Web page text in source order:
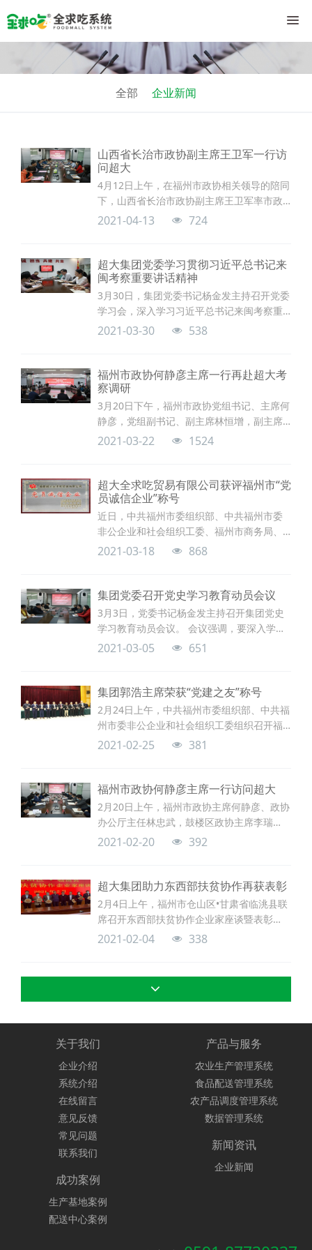
全部 企业新闻
山西省长治市政协副主席王卫军一行访
问超大
4月12日上午，在福州市政协相关领导的陪同
下，山西省长治市政协副主席王卫军率市政
协农村委、市农业农村局等部门负责人及当
2021-04-13 724
超大集团党委学习贯彻习近平总书记来
闽考察重要讲话精神
3月30日，集团党委书记杨金发主持召开党委
学习会，深入学习习近平总书记来闽考察重
要讲话精神，研究部署集团学习宣传和贯彻
2021-03-30 538
福州市政协何静彦主席一行再赴超大考
察调研
3月20日下午，福州市政协党组书记、主席何
静彦，党组副书记、副主席林恒增，副主席
林澄率市政协“统筹推进福州现代物流城建设”
2021-03-22 1524
超大全求吃贸易有限公司获评福州市“党
员诚信企业”称号
近日，中共福州市委组织部、中共福州市委
非公企业和社会组织工委、福州市商务局、
福州市市场监督管理局、福州市诚信促进会
表彰并授牌。福建超大全求吃贸易有限公司
荣获福州市“党员诚信企业”荣誉称号。
2021-03-18 868
集团党委召开党史学习教育动员会议
3月3日，党委书记杨金发主持召开集团党史
学习教育动员会议。 会议强调，要深入学习
贯彻习近平总书记在党史学习教育动员大会
务，引导广大党员干部做到学史明理、学史
增信、学史崇德、学史力行，学党史、悟思
想、办实事、开新局，加快农产品产销对接
绩迎接建党一百周年。
2021-03-05 651
集团郭浩主席荣获“党建之友”称号
2月24日上午，中共福州市委组织部、中共福
州市委非公企业和社会组织工委组织召开福
州市两新组织党建示范带、市级两新组织党
荣誉称号。福州市委常委、组织部长吴深生
同志出席会议并作讲话。
2021-02-25 381
福州市政协何静彦主席一行访问超大
2月20日上午，福州市政协主席何静彦、政协
办公厅主任林忠武，鼓楼区政协主席李瑞
琨，鼓楼区委常委、副区长黄瑞忠一行莅临
区相关部门以及五凤街道等单位领导陪同调
研。
2021-02-20 392
超大集团助力东西部扶贫协作再获表彰
2月4日上午，福州市仓山区•甘肃省临洮县联
席召开东西部扶贫协作企业家座谈暨表彰
会。福州市委常委、常务副市长、仓山区委
责人及重点企业家代表出席会议。会上，超
大集团再次获得中共临洮县委、临洮县人民
超大集团过去两年来对甘肃省临洮县脱贫攻
坚工作所做的重大贡献。
2021-02-04 338
关于我们
企业介绍
系统介绍
在线留言
意见反馈
常见问题
联系我们
产品与服务
农业生产管理系统
食品配送管理系统
农产品调度管理系统
数据管理系统
新闻资讯
企业新闻
成功案例
生产基地案例
配送中心案例